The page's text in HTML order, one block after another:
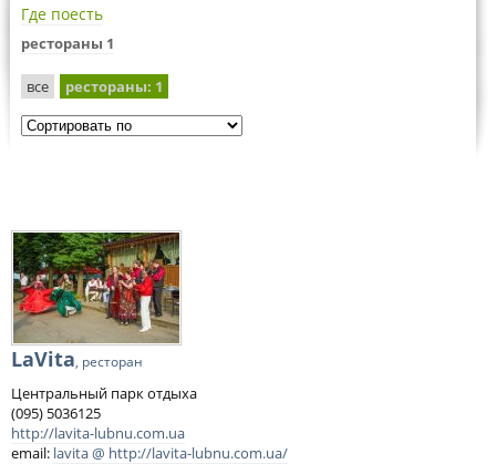
Где поесть
рестораны 1
все рестораны: 1
LaVita, ресторан
Центральный парк отдыха
(095) 5036125
http://lavita-lubnu.com.ua
email: lavita @ http://lavita-lubnu.com.ua/